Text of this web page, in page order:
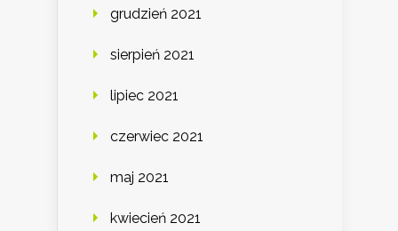
grudzień 2021
sierpień 2021
lipiec 2021
czerwiec 2021
maj 2021
kwiecień 2021